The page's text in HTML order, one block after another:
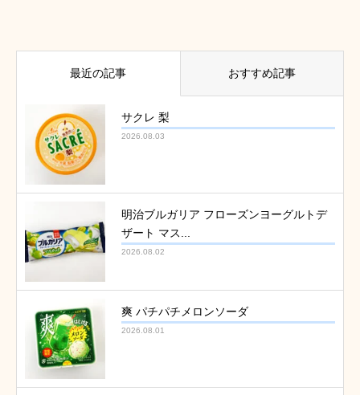
最近の記事 おすすめ記事
サクレ 梨
2026.08.03
明治ブルガリア フローズンヨーグルトデ
ザート マス...
2026.08.02
爽 パチパチメロンソーダ
2026.08.01